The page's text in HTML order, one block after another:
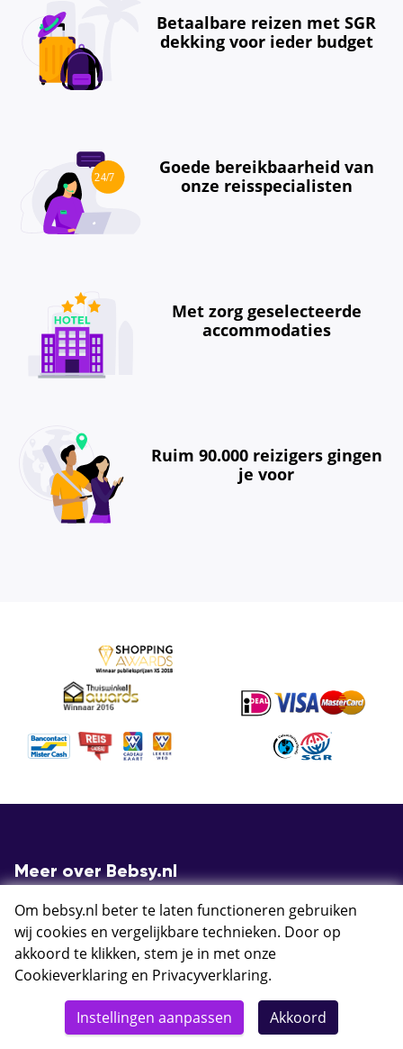
Betaalbare reizen met SGR
dekking voor ieder budget
Goede bereikbaarheid van
onze reisspecialisten
Met zorg geselecteerde
accommodaties
Ruim 90.000 reizigers gingen
je voor
Meer over Bebsy.nl
Contact
Veelgestelde vragen
Ervaringen
Algemene voorwaarden
Om bebsy.nl beter te laten functioneren gebruiken
wij cookies en vergelijkbare technieken. Door op
akkoord te klikken, stem je in met onze
Cookieverklaring en Privacyverklaring.
Instellingen aanpassen Akkoord